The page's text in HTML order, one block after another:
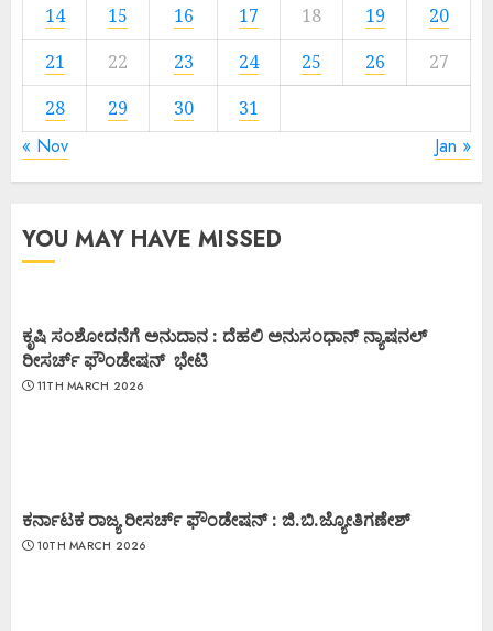
14
15 16 17 18 19
20
21
22 23 24 25 26
27
28
29 30 31
« Nov Jan »
YOU MAY HAVE MISSED
ಕೃಷಿ ಸಂಶೋದನೆಗೆ ಅನುದಾನ : ದೆಹಲಿ ಅನುಸಂಧಾನ್ ನ್ಯಾಷನಲ್
ರೀಸರ್ಚ್ ಫೌಂಡೇಷನ್ ಭೇಟಿ
11TH MARCH 2026
ಕರ್ನಾಟಕ ರಾಜ್ಯ ರೀಸರ್ಚ್ ಫೌಂಡೇಷನ್ : ಜಿ.ಬಿ.ಜ್ಯೋತಿಗಣೇಶ್
10TH MARCH 2026